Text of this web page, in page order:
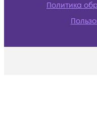
Политика